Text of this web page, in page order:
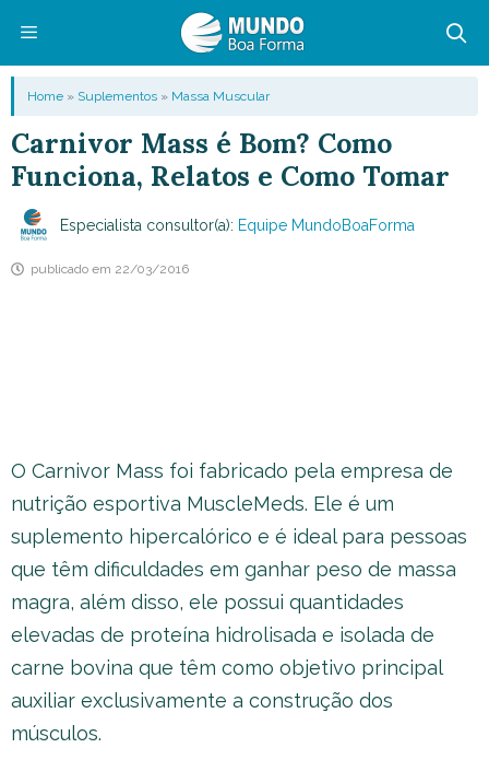
conteúdo
Menu
Home » Suplementos » Massa Muscular
Carnivor Mass é Bom? Como
Funciona, Relatos e Como Tomar
Especialista consultor(a): Equipe MundoBoaForma
publicado em 22/03/2016
O Carnivor Mass foi fabricado pela empresa de
nutrição esportiva MuscleMeds. Ele é um
suplemento hipercalórico e é ideal para pessoas
que têm dificuldades em ganhar peso de massa
magra, além disso, ele possui quantidades
elevadas de proteína hidrolisada e isolada de
carne bovina que têm como objetivo principal
auxiliar exclusivamente a construção dos
músculos.